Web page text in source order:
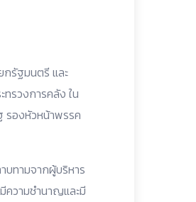
รัฐมนตรี และ
รวงการคลัง ใน
รองหัวหน้าพรรค
บทามจากผู้บริหาร
ความชำนาญและมี